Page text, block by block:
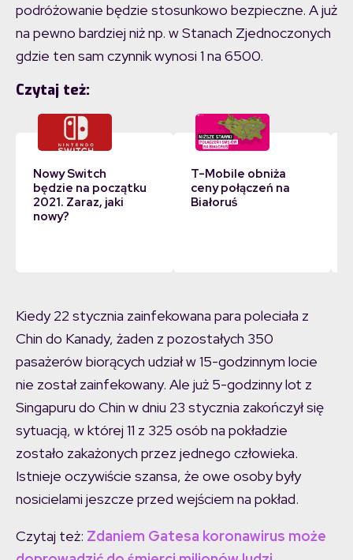
podróżowanie będzie stosunkowo bezpieczne. A już
na pewno bardziej niż np. w Stanach Zjednoczonych
gdzie ten sam czynnik wynosi 1 na 6500.
Czytaj też:
Nowy Switch
będzie na początku
2021. Zaraz, jaki
nowy?
T-Mobile obniża
ceny połączeń na
Białoruś
Kiedy 22 stycznia zainfekowana para poleciała z
Chin do Kanady, żaden z pozostałych 350
pasażerów biorących udział w 15-godzinnym locie
nie został zainfekowany. Ale już 5-godzinny lot z
Singapuru do Chin w dniu 23 stycznia zakończył się
sytuacją, w której 11 z 325 osób na pokładzie
zostało zakażonych przez jednego człowieka.
Istnieje oczywiście szansa, że owe osoby były
nosicielami jeszcze przed wejściem na pokład.
Czytaj też: Zdaniem Gatesa koronawirus może